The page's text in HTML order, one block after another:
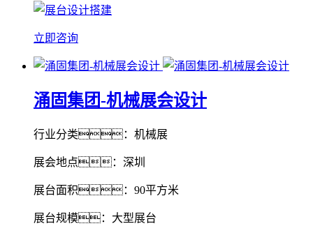
立即咨询
涌固集团-机械展会设计
行业分类：机械展
展会地点：深圳
展台面积：90平方米
展台规模：大型展台